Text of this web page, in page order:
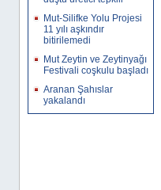
Mut-Silifke Yolu Projesi
11 yılı aşkındır
bitirilemedi
Mut Zeytin ve Zeytinyağı
Festivali coşkulu başladı
Aranan Şahıslar
yakalandı